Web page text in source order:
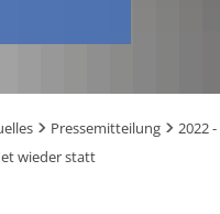
Pressemitteilung
2022
wieder statt